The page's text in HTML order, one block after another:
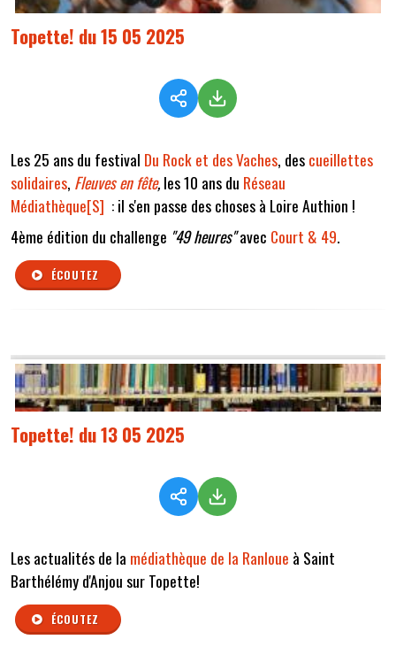
Topette! du 15 05 2025
Les 25 ans du festival Du Rock et des Vaches, descueillettes
solidaires, Fleuves en fête,les 10 ans du Réseau
Médiathèque[S] : il s'en passe des choses à Loire Authion !
4ème édition du challenge "49 heures"avec Court & 49.
ÉCOUTEZ
Topette! du 13 05 2025
Les actualités de la médiathèque de la Ranloue à Saint
Barthélémy d'Anjou sur Topette!
ÉCOUTEZ